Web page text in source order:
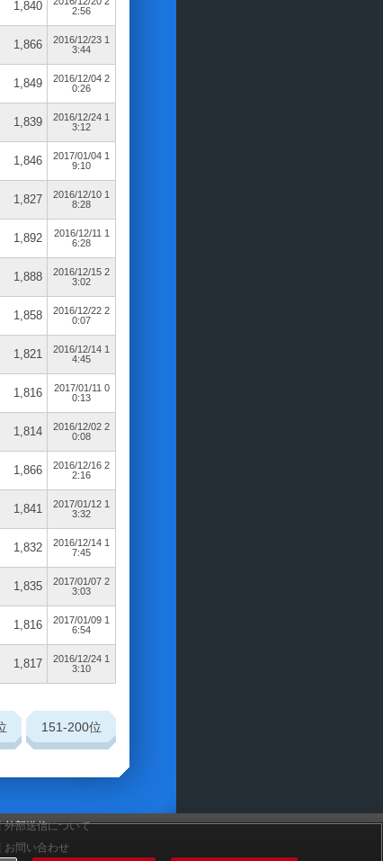
1,840
2:56
1,866
2016/12/23 1
3:44
1,849
2016/12/04 2
0:26
1,839
2016/12/24 1
3:12
1,846
2017/01/04 1
9:10
1,827
2016/12/10 1
8:28
1,892
2016/12/11 1
6:28
1,888
2016/12/15 2
3:02
1,858
2016/12/22 2
0:07
1,821
2016/12/14 1
4:45
1,816
2017/01/11 0
0:13
1,814
2016/12/02 2
0:08
1,866
2016/12/16 2
2:16
1,841
2017/01/12 1
3:32
1,832
2016/12/14 1
7:45
1,835
2017/01/07 2
3:03
1,816
2017/01/09 1
6:54
1,817
2016/12/24 1
3:10
151-200位
外部送信について
お問い合わせ